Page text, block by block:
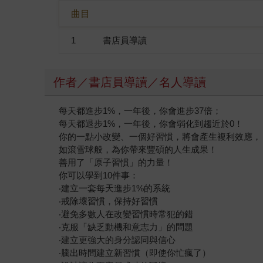
姐姐學習《剛剛好的優雅》、或是跟著《蛤蟆先
顯退燒，轉由強調「穩健投資」的新書《給存股
出圈，改編動畫一登上Netflix便迅速搶佔熱門節
TOP20暢銷書與作家排行榜帶來令人驚豔的話
人物暨十大影響力好書年度大賞，將於12月20日
影響力好書」等重要獎項。邀集多位知名作家與
書」，即日起開放門市與網路預購，原價4,590
金石堂網路「2022年度暢銷排行榜」與「十大影
2022/11/30 【金石堂書店2022年度暢銷排行榜&
曲目
1 書店員導讀
作者／書店員導讀／名人導讀
每天都進步1%，一年後，你會進步37倍；
每天都退步1%，一年後，你會弱化到趨近於0！
你的一點小改變、一個好習慣，將會產生複利效應，
如滾雪球般，為你帶來豐碩的人生成果！
善用了「原子習慣」的力量！
你可以學到10件事：
‧建立一套每天進步1%的系統
‧戒除壞習慣，保持好習慣
‧避免多數人在改變習慣時常犯的錯
‧克服「缺乏動機和意志力」的問題
‧建立更強大的身分認同與信心
‧騰出時間建立新習慣（即使你忙瘋了）